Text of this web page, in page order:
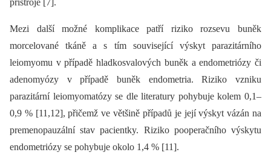
Mezi další možné komplikace patří riziko rozsevu buněk
morcelované tkáně a s tím související výskyt parazitárního
leiomyomu v případě hladkosvalových buněk a endometriózy či
adenomyózy v případě buněk endometria. Riziko vzniku
parazitární leiomyomatózy se dle literatury pohybuje kolem 0,1–
0,9 % [11,12], přičemž ve většině případů je její výskyt vázán na
premenopauzální stav pacientky. Riziko pooperačního výskytu
endometriózy se pohybuje okolo 1,4 % [11].